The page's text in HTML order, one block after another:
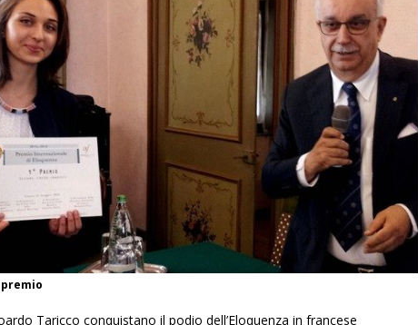
contestati falso, peculato e detenzione illecita di armi
CRONACA
Agosto 2026 ]
Macrino d’Alba, l’inedito Cristo benedicente dei Musei Vaticani
ARCHIVIO
Agosto 2026 ]
Siccità in Piemonte, Confagricoltura stima danni per 2 miliardi
ALTRE NOTIZIE
Taricco conquistano il podio dell’Eloquenza in francese